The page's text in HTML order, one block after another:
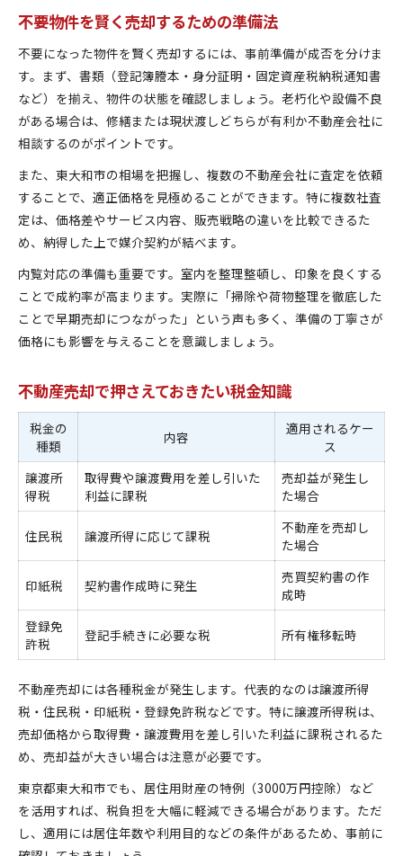
不要物件を賢く売却するための準備法
不要になった物件を賢く売却するには、事前準備が成否を分けま
す。まず、書類（登記簿謄本・身分証明・固定資産税納税通知書
など）を揃え、物件の状態を確認しましょう。老朽化や設備不良
がある場合は、修繕または現状渡しどちらが有利か不動産会社に
相談するのがポイントです。
また、東大和市の相場を把握し、複数の不動産会社に査定を依頼
することで、適正価格を見極めることができます。特に複数社査
定は、価格差やサービス内容、販売戦略の違いを比較できるた
め、納得した上で媒介契約が結べます。
内覧対応の準備も重要です。室内を整理整頓し、印象を良くする
ことで成約率が高まります。実際に「掃除や荷物整理を徹底した
ことで早期売却につながった」という声も多く、準備の丁寧さが
価格にも影響を与えることを意識しましょう。
不動産売却で押さえておきたい税金知識
税金の
種類
内容
適用されるケー
ス
譲渡所
得税
取得費や譲渡費用を差し引いた
利益に課税
売却益が発生し
た場合
住民税 譲渡所得に応じて課税
不動産を売却し
た場合
印紙税 契約書作成時に発生
売買契約書の作
成時
登録免
許税
登記手続きに必要な税 所有権移転時
不動産売却には各種税金が発生します。代表的なのは譲渡所得
税・住民税・印紙税・登録免許税などです。特に譲渡所得税は、
売却価格から取得費・譲渡費用を差し引いた利益に課税されるた
め、売却益が大きい場合は注意が必要です。
東京都東大和市でも、居住用財産の特例（3000万円控除）など
を活用すれば、税負担を大幅に軽減できる場合があります。ただ
し、適用には居住年数や利用目的などの条件があるため、事前に